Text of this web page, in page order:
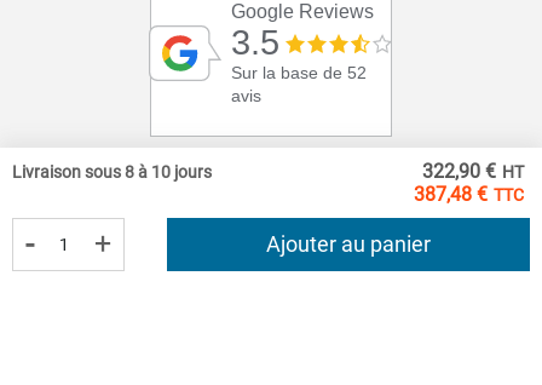
387,48 €
322,90 €
Livraison sous 8 à 10 jours
- + Ajouter au panier
Google Reviews
3.5
Sur la base de 52
avis